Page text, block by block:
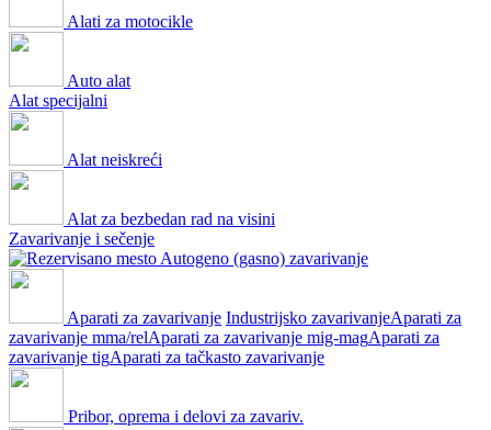
Alati za motocikle
Auto alat
Alat specijalni
Alat neiskreći
Alat za bezbedan rad na visini
Zavarivanje i sečenje
Autogeno (gasno) zavarivanje
Aparati za zavarivanje Industrijsko zavarivanjeAparati za
zavarivanje mma/relAparati za zavarivanje mig-magAparati za
zavarivanje tigAparati za tačkasto zavarivanje
Pribor, oprema i delovi za zavariv.